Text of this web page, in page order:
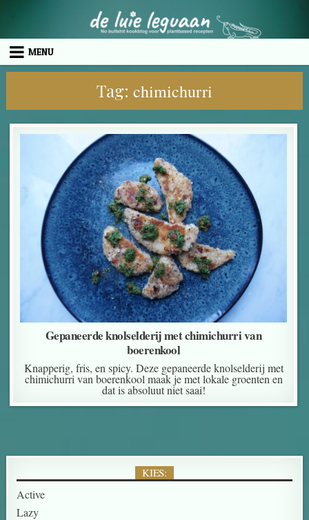
MENU
Tag: chimichurri
Gepaneerde knolselderij met chimichurri van
boerenkool
Knapperig, fris, en spicy. Deze gepaneerde knolselderij met
chimichurri van boerenkool maak je met lokale groenten en
dat is absoluut niet saai!
KIES:
Active
Lazy